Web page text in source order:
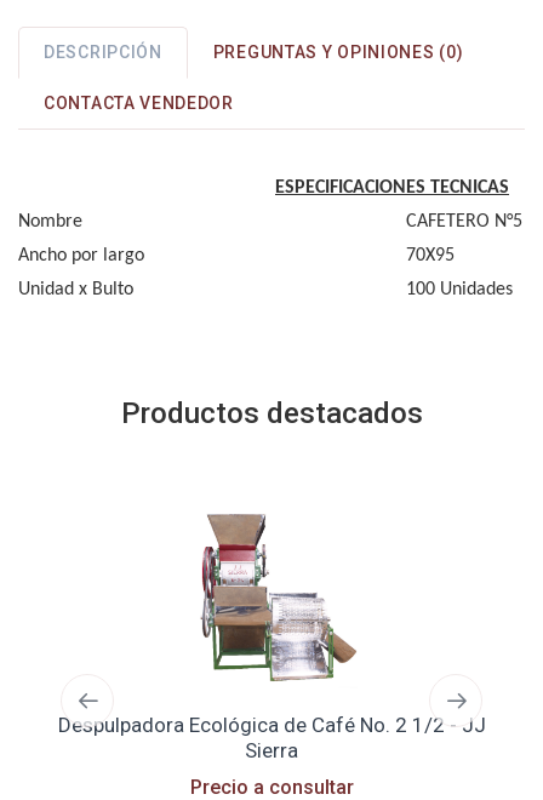
DESCRIPCIÓN PREGUNTAS Y OPINIONES (0)
CONTACTA VENDEDOR
ESPECIFICACIONES TECNICAS
Nombre
CAFETERO N°5
Ancho por largo
70X95
Unidad x Bulto
100 Unidades
Productos destacados
Despulpadora Ecológica de Café No. 2 1/2 - JJ
Sierra
Precio a consultar